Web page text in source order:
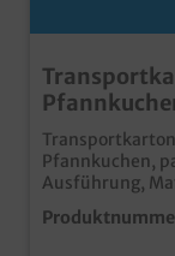
Pfannkuchen,
Ausführung,
Praktische und
Bäckereibedarf